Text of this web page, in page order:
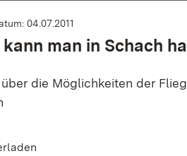
04.07.2011
man in Schach
die Möglichkeiten der